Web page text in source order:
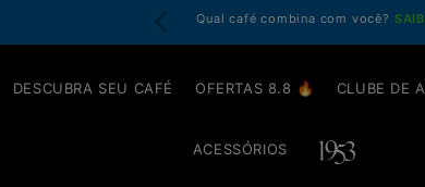
Qual café combina com você?
DESCUBRA SEU CAFÉ OFERTAS 8.8 🔥 CLUBE DE
ACESSÓRIOS